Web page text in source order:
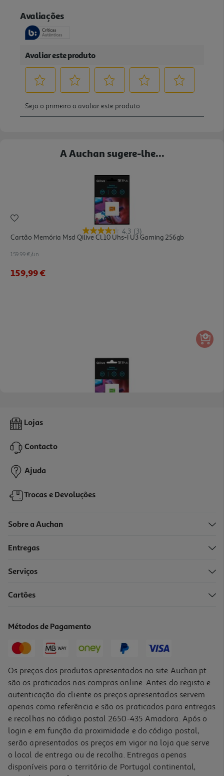
A Auchan sugere-lhe...
4.3 (3)
Cartão Memória Msd Qilive Cl.10 Uhs-I U3 Gaming 256gb
159.99 €/un
159,99 €
Cartão Memória Msd Qilive Cl.10 Uhs-I U3 Gaming 64gb
49,99 €
Lojas
Contacto
Ajuda
Trocas e Devoluções
Sobre a Auchan
Entregas
Serviços
Cartões
Métodos de Pagamento
Os preços dos produtos apresentados no site Auchan.pt
são os praticados nas compras online. Antes do registo e
autenticação do cliente os preços apresentados servem
apenas como referência e são os praticados para entregas
e recolhas no código postal 2650-435 Amadora. Após o
login e em função da proximidade e do código postal,
serão apresentados os preços em vigor na loja que serve
o local de entrega ou de recolha. Entregas apenas
disponíveis para o território de Portugal continental,